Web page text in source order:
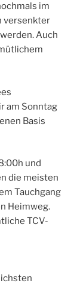
im
versenkter
Auch
am Sonntag
Basis
und
die meisten
Tauchgang
Heimweg.
TCV-